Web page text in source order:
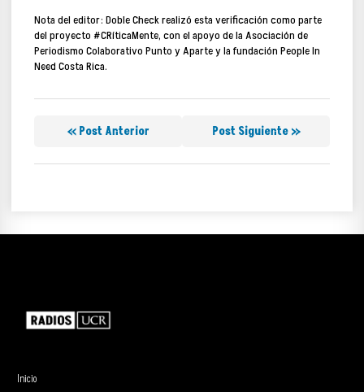
Nota del editor: Doble Check realizó esta verificación como parte
del proyecto #CRíticaMente, con el apoyo de la Asociación de
Periodismo Colaborativo Punto y Aparte y la fundación People In
Need Costa Rica.
« Post Anterior Post Siguiente »
Inicio